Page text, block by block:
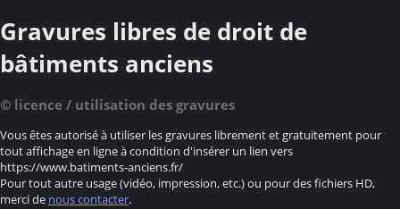
Gravures libres de droit de
bâtiments anciens
© licence / utilisation des gravures
Vous êtes autorisé à utiliser les gravures librement et gratuitement pour
tout affichage en ligne à condition d'insérer un lien vers
https://www.batiments-anciens.fr/
Pour tout autre usage (vidéo, impression, etc.) ou pour des fichiers HD,
merci de nous contacter.